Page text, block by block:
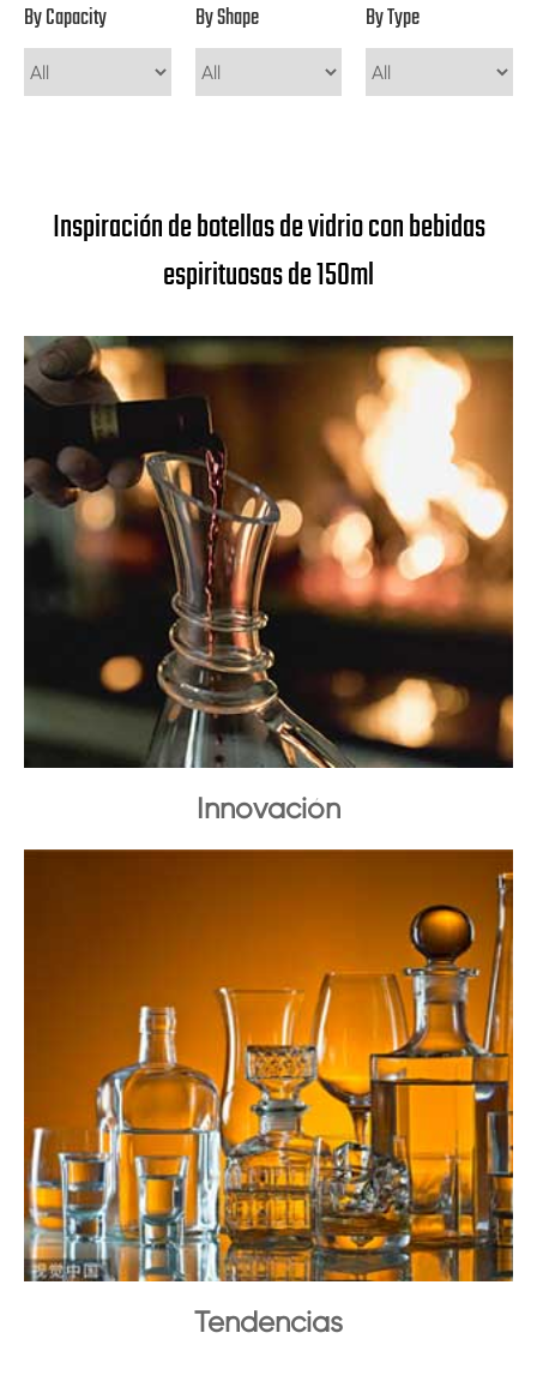
By Capacity By Shape By Type
Inspiración de botellas de vidrio con bebidas
espirituosas de 150ml
Innovación
Tendencias